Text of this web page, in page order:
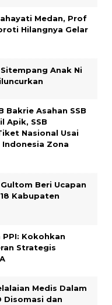
Medan, Prof
Hilangnya Gelar
Anak Ni
Bakrie Asahan SSB
Apik, SSB
Nasional Usai
Indonesia Zona
Beri Ucapan
Kabupaten
Kokohkan
Strategis
Medis Dalam
Disomasi dan